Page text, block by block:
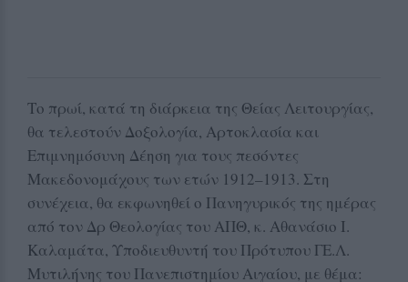
Το πρωί, κατά τη διάρκεια της Θείας Λειτουργίας,
θα τελεστούν Δοξολογία, Αρτοκλασία και
Επιμνημόσυνη Δέηση για τους πεσόντες
Μακεδονομάχους των ετών 1912–1913. Στη
συνέχεια, θα εκφωνηθεί ο Πανηγυρικός της ημέρας
από τον Δρ Θεολογίας του ΑΠΘ, κ. Αθανάσιο Ι.
Καλαμάτα, Υποδιευθυντή του Πρότυπου ΓΕ.Λ.
Μυτιλήνης του Πανεπιστημίου Αιγαίου, με θέμα: